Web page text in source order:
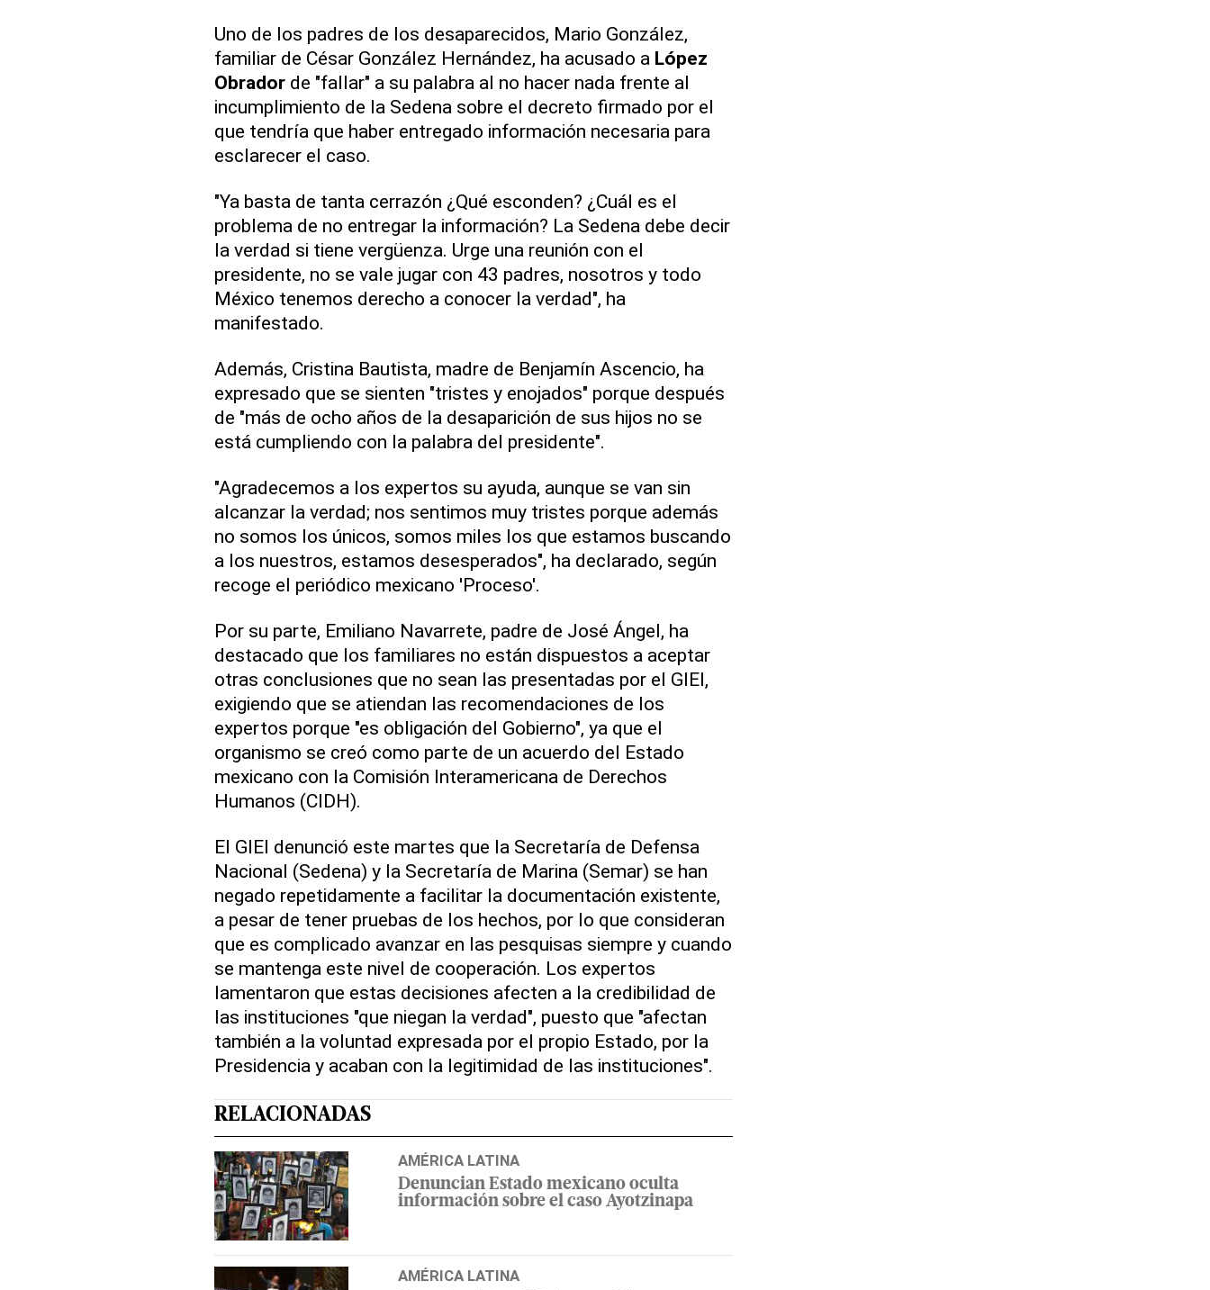
Uno de los padres de los desaparecidos, Mario González,
familiar de César González Hernández, ha acusado a López
Obradorde "fallar" a su palabra al no hacer nada frente al
incumplimiento de la Sedena sobre el decreto firmado por el
que tendría que haber entregado información necesaria para
esclarecer el caso.
"Ya basta de tanta cerrazón ¿Qué esconden? ¿Cuál es el
problema de no entregar la información? La Sedena debe decir
la verdad si tiene vergüenza. Urge una reunión con el
presidente, no se vale jugar con 43 padres, nosotros y todo
México tenemos derecho a conocer la verdad", ha
manifestado.
Además, Cristina Bautista, madre de Benjamín Ascencio, ha
expresado que se sienten "tristes y enojados" porque después
de "más de ocho años de la desaparición de sus hijos no se
está cumpliendo con la palabra del presidente".
"Agradecemos a los expertos su ayuda, aunque se van sin
alcanzar la verdad; nos sentimos muy tristes porque además
no somos los únicos, somos miles los que estamos buscando
a los nuestros, estamos desesperados", ha declarado, según
recoge el periódico mexicano 'Proceso'.
Por su parte, Emiliano Navarrete, padre de José Ángel, ha
destacado que los familiares no están dispuestos a aceptar
otras conclusiones que no sean las presentadas por el GIEI,
exigiendo que se atiendan las recomendaciones de los
expertos porque "es obligación del Gobierno", ya que el
organismo se creó como parte de un acuerdo del Estado
mexicano con la Comisión Interamericana de Derechos
Humanos (CIDH).
El GIEI denunció este martes que la Secretaría de Defensa
Nacional (Sedena) y la Secretaría de Marina (Semar) se han
negado repetidamente a facilitar la documentación existente,
a pesar de tener pruebas de los hechos, por lo que consideran
que es complicado avanzar en las pesquisas siempre y cuando
se mantenga este nivel de cooperación. Los expertos
lamentaron que estas decisiones afecten a la credibilidad de
las instituciones "que niegan la verdad", puesto que "afectan
también a la voluntad expresada por el propio Estado, por la
Presidencia y acaban con la legitimidad de las instituciones".
RELACIONADAS
AMÉRICA LATINA
Denuncian Estado mexicano oculta
información sobre el caso Ayotzinapa
AMÉRICA LATINA